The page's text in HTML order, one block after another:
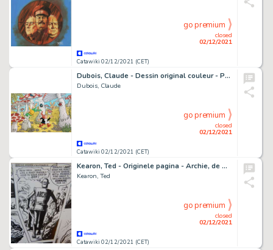
Catawiki 02/12/2021 (CET)
closed
02/12/2021
go premium
Dubois, Claude - Dessin original couleur - Perlin Pinpin et les insectes
Dubois, Claude
Catawiki 02/12/2021 (CET)
closed
02/12/2021
go premium
Kearon, Ted - Originele pagina - Archie, de man van Staal - Robot Archie and the Last World - (1973)
Kearon, Ted
Catawiki 02/12/2021 (CET)
closed
02/12/2021
go premium